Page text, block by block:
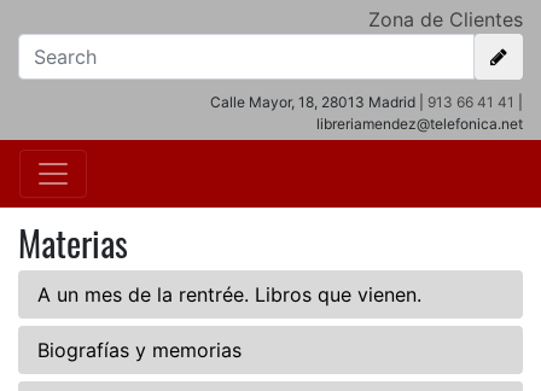
Zona de Clientes
Calle Mayor, 18, 28013 Madrid | 913 66 41 41
libreriamendez@telefonica.net
Materias
A un mes de la rentrée. Libros que vienen.
Biografías y memorias